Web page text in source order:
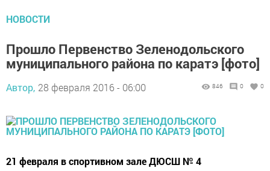
НОВОСТИ
Прошло Первенство Зеленодольского
муниципального района по каратэ [фото]
Автор, 28 февраля 2016 - 06:00 846 0 0
21 февраля в спортивном зале ДЮСШ № 4